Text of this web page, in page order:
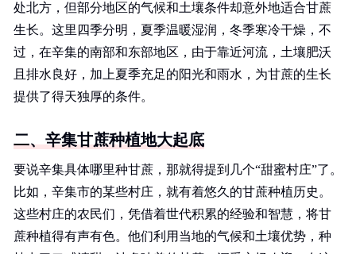
处北方，但部分地区的气候和土壤条件却意外地适合甘蔗
生长。这里四季分明，夏季温暖湿润，冬季寒冷干燥，不
过，在辛集的南部和东部地区，由于靠近河流，土壤肥沃
且排水良好，加上夏季充足的阳光和雨水，为甘蔗的生长
提供了得天独厚的条件。
二、辛集甘蔗种植地大起底
要说辛集具体哪里种甘蔗，那就得提到几个“甜蜜村庄”了。
比如，辛集市的某些村庄，就有着悠久的甘蔗种植历史。
这些村庄的农民们，凭借着世代积累的经验和智慧，将甘
蔗种植得有声有色。他们利用当地的气候和土壤优势，种